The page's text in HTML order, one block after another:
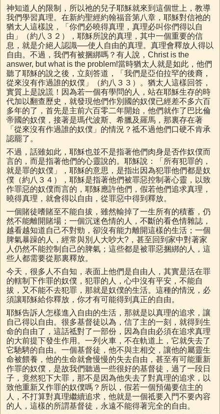
神知道人的限制，所以祂的兒子耶穌就來到這個世上，教導
我們學習真理。在新約聖經約翰福音第八章，耶穌對信祂的
猶太人這樣說，「你們必曉得真理，真理必叫你們得以自
由」（約八３２），耶穌所說的真理，其中一個重要的信
息，就是介絕人認識──使人自由的真理。真理會釋放人得以
自由。不過，我們有被捆綁嗎？有人說，Christ is the
answer, but what is the problem!當時猶太人就是如此，他們
聽了耶穌的說之後，立刻答道，「我們是亞伯拉罕的後裔，
從來沒有作過誰的奴僕」（約八３３）。猶太人這樣回答，
實質上是說謊！因為若一個有學問的人，站在耶穌生存的時
代加以翻查歷史，就發現他們作別國的奴僕已經差不多六百
多年的了，首先是主前六百零二年開始，他們就作了巴比倫
帝國的奴僕，接著是瑪代波斯、希臘及羅馬，那裏存在著
「從來沒有作過誰的奴僕」的情況？祗不過他們口硬不肯承
認罷了。
不過，話雖如此，耶穌也並不是指著他們肉身是否作奴僕而
言的，而是指著他們的心靈說的。耶穌說：「所有犯罪的，
就是罪的奴僕」，耶穌的意思，是指出因為犯罪他們都是奴
僕（約八３４），耶穌是指著他們被罪惡控制著心靈，以致
作罪惡的奴僕而言的，耶穌應許他們，假若他們追求真理，
曉得真理，就會得以自由，從罪惡中得到釋放。
一個賭徒嗜賭至不能自拔，雖然輸掉了一生所有的積蓄，仍
然不能離開賭場；一個沉迷色情的人，不斷的看色情雜誌，
越看越知道自己不對勁，卻沒有能力離開這樣的生活；一個
脾氣暴躁的人，經常與別人大吵大?，甚至回到家中對著家
人仍然不能控制自己的脾氣；這些都是被罪惡捆綁的人，這
些人都需要從那裏釋放。
今天，很多人不自知，表面上他們是自由人，其實是活在罪
的轄制下作罪的奴僕，犯罪的人，心中沒有平安，不能自
拔，又不能不去犯罪，那就是奴僕的生活。這種的情況，必
須讓耶穌給你釋放，你才有可能得到真正的自由。
耶穌告訴人怎樣進入自由的生活，那就是以真理的追求，讓
自己得以自由。很多基督徒以為，信了主的一刻，就得到生
命的自由了，這話祗對了一部份，因為自由必須在追求真理
的大前提下發生作用。一列火車，不在軌道上，它就失去了
它馳騁的自由。一個基督徒，他不與主相交，讓他的屬靈生
命被餵養，他的生命就會慢慢的失去自由，甚至有可能重新
作罪的奴僕，是故我們聽過一些很好的基督徒，過了一段日
子，竟然犯下大罪，那不是因為他失去了對真理的追求，以
致他重新又作罪的奴僕嗎？所以，假若一個預備要信主的
人，不打算對真理繼續追求，他就是一個祗要入門不要內容
的人，這樣的所謂基督徒，永遠不能得著完全的自由。